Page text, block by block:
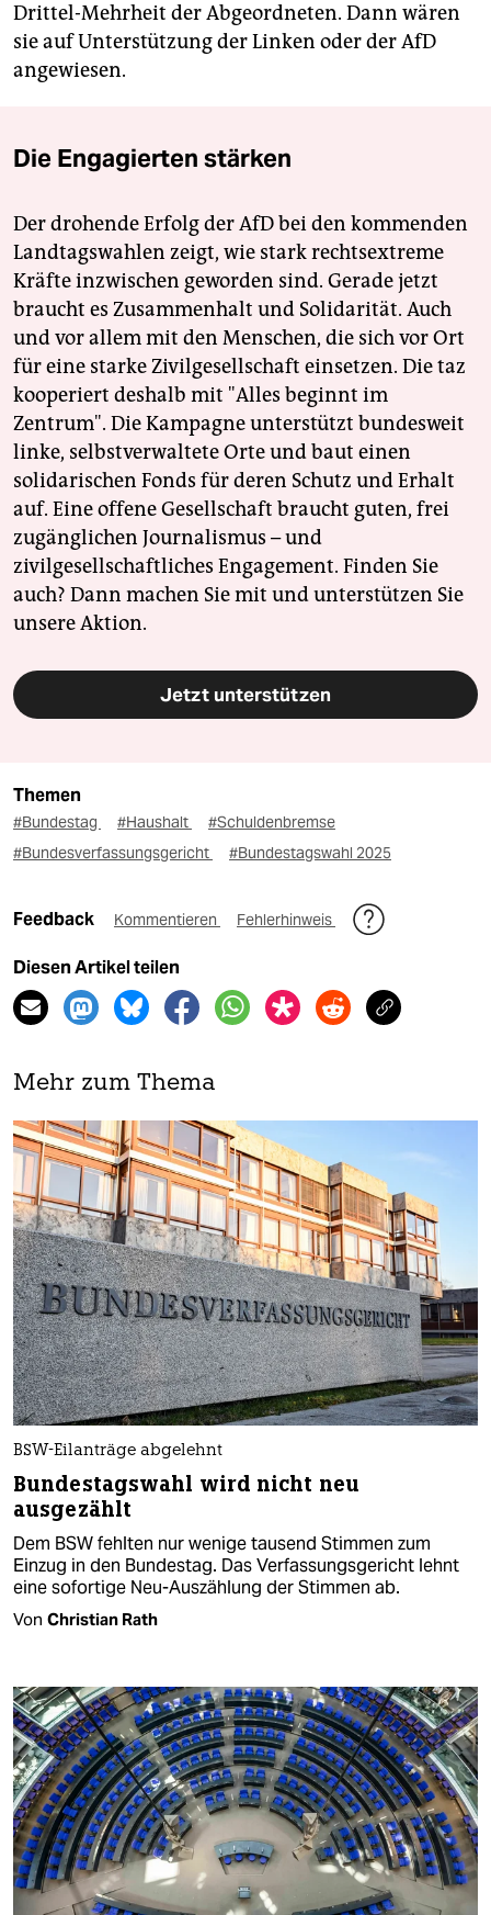
Drittel-Mehrheit der Abgeordneten. Dann wären
sie auf Unterstützung der Linken oder der AfD
angewiesen.
Die Engagierten stärken
Der drohende Erfolg der AfD bei den kommenden
Landtagswahlen zeigt, wie stark rechtsextreme
Kräfte inzwischen geworden sind. Gerade jetzt
braucht es Zusammenhalt und Solidarität. Auch
und vor allem mit den Menschen, die sich vor Ort
für eine starke Zivilgesellschaft einsetzen. Die taz
kooperiert deshalb mit "Alles beginnt im
Zentrum". Die Kampagne unterstützt bundesweit
linke, selbstverwaltete Orte und baut einen
solidarischen Fonds für deren Schutz und Erhalt
auf. Eine offene Gesellschaft braucht guten, frei
zugänglichen Journalismus – und
zivilgesellschaftliches Engagement. Finden Sie
auch? Dann machen Sie mit und unterstützen Sie
unsere Aktion.
Jetzt unterstützen
Themen
#Bundestag #Haushalt
#Schuldenbremse
#Bundesverfassungsgericht
#Bundestagswahl 2025
Feedback Kommentieren Fehlerhinweis
Diesen Artikel teilen
Mehr zum Thema
BSW-Eilanträge abgelehnt
Bundestagswahl wird nicht neu
ausgezählt
Dem BSW fehlten nur wenige tausend Stimmen zum
Einzug in den Bundestag. Das Verfassungsgericht lehnt
eine sofortige Neu-Auszählung der Stimmen ab.
Von Christian Rath